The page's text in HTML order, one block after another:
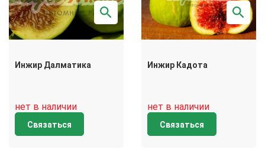
Инжир Далматика
нет в наличии
Связаться
Инжир Кадота
нет в наличии
Связаться